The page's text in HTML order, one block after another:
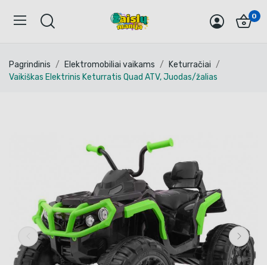
0
Pagrindinis Elektromobiliai vaikams
Keturračiai
Vaikiškas Elektrinis Keturratis Quad ATV, Juodas/žalias